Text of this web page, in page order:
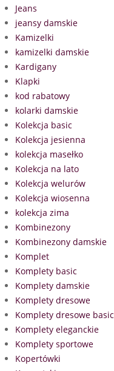
Jeans
jeansy damskie
Kamizelki
kamizelki damskie
Kardigany
Klapki
kod rabatowy
kolarki damskie
Kolekcja basic
Kolekcja jesienna
kolekcja masełko
Kolekcja na lato
Kolekcja welurów
Kolekcja wiosenna
kolekcja zima
Kombinezony
Kombinezony damskie
Komplet
Komplety basic
Komplety damskie
Komplety dresowe
Komplety dresowe basic
Komplety eleganckie
Komplety sportowe
Kopertówki